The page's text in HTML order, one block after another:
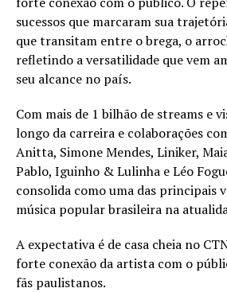
sucessos que marcaram sua
que transitam entre o brega, o
refletindo a versatilidade que vem
seu alcance no país.
Com mais de 1 bilhão de streams e
longo da carreira e colaborações
Anitta, Simone Mendes, Liniker,
Pablo, Iguinho & Lulinha e Léo
consolida como uma das principais
música popular brasileira na
A expectativa é de casa cheia no
forte conexão da artista com o
fãs paulistanos.